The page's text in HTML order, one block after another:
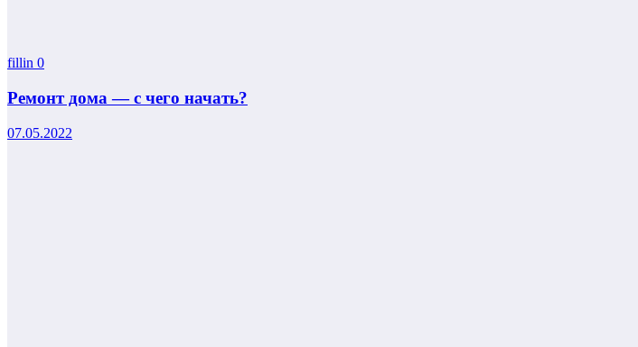
fillin 0
Ремонт дома — с чего начать?
07.05.2022